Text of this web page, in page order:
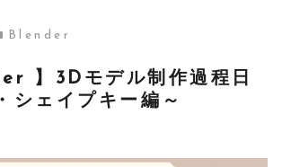
Blender
】3Dモデル制作過程日
シェイプキー編～